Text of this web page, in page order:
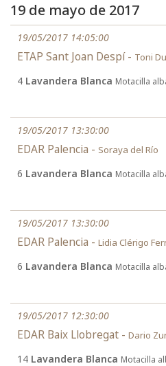
19 de mayo de 2017
19/05/2017 14:05:00
ETAP Sant Joan Despí - Toni
4 Lavandera Blanca Motacilla
19/05/2017 13:30:00
EDAR Palencia - Soraya del Río
6 Lavandera Blanca Motacilla
19/05/2017 13:30:00
EDAR Palencia - Lidia Clérigo
6 Lavandera Blanca Motacilla
19/05/2017 12:30:00
EDAR Baix Llobregat - Dario
14 Lavandera Blanca Motacilla